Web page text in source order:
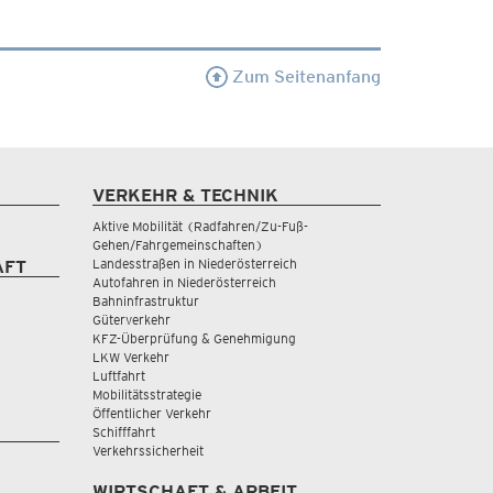
Zum Seitenanfang
VERKEHR & TECHNIK
Aktive Mobilität (Radfahren/Zu-Fuß-
Gehen/Fahrgemeinschaften)
Landesstraßen in Niederösterreich
Autofahren in Niederösterreich
Bahninfrastruktur
Güterverkehr
KFZ-Überprüfung & Genehmigung
LKW Verkehr
Luftfahrt
Mobilitätsstrategie
Öffentlicher Verkehr
Schifffahrt
Verkehrssicherheit